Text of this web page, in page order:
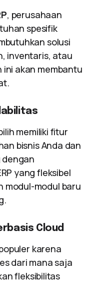
, perusahaan
spesifik
solusi
inventaris, atau
ini akan membantu
memiliki fitur
bisnis Anda dan
dengan
yang fleksibel
modul-modul baru
Cloud
karena
dari mana saja
fleksibilitas